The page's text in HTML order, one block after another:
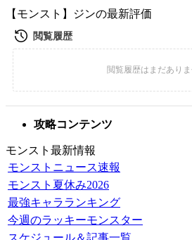
【モンスト】ジンの最新評価
攻略コンテンツ
モンスト最新情報
モンストニュース速報
モンスト夏休み2026
最強キャラランキング
今週のラッキーモンスター
スケジュール＆記事一覧